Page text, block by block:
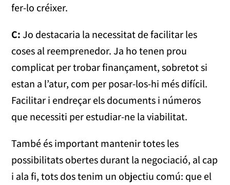
fer-lo créixer.
C:Jo destacaria la necessitat de facilitar les
coses al reemprenedor. Ja ho tenen prou
complicat per trobar finançament, sobretot si
estan a l’atur, com per posar-los-hi més difícil.
Facilitar i endreçar els documents i números
que necessiti per estudiar-ne la viabilitat.
També és important mantenir totes les
possibilitats obertes durant la negociació, al cap
i ala fi, tots dos tenim un objectiu comú: que el